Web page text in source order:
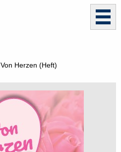
Von Herzen (Heft)